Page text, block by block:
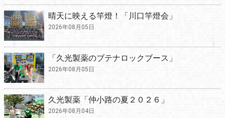
晴天に映える竿燈！「川口竿燈会」
2026年08月05日
「久光製薬のブテナロックブース」
2026年08月05日
久光製薬「仲小路の夏２０２６」
2026年08月04日